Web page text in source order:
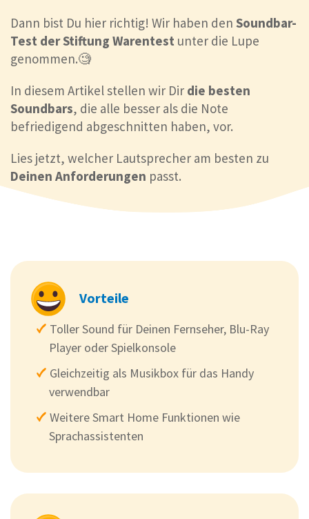
Dann bist Du hier richtig! Wir haben den Soundbar-
Test der Stiftung Warentest unter die Lupe
genommen.🧐
In diesem Artikel stellen wir Dir die besten
Soundbars, die alle besser als die Note
befriedigend abgeschnitten haben, vor.
Lies jetzt, welcher Lautsprecher am besten zu
Deinen Anforderungen passt.
Vorteile
Toller Sound für Deinen Fernseher, Blu-Ray
Player oder Spielkonsole
Gleichzeitig als Musikbox für das Handy
verwendbar
Weitere Smart Home Funktionen wie
Sprachassistenten